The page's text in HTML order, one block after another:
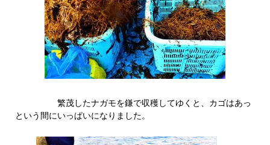
繁茂したナガモを鎌で収穫してゆくと、カゴはあっ
という間にいっぱいになりました。